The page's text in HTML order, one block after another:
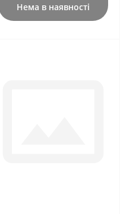
Нема в наявності